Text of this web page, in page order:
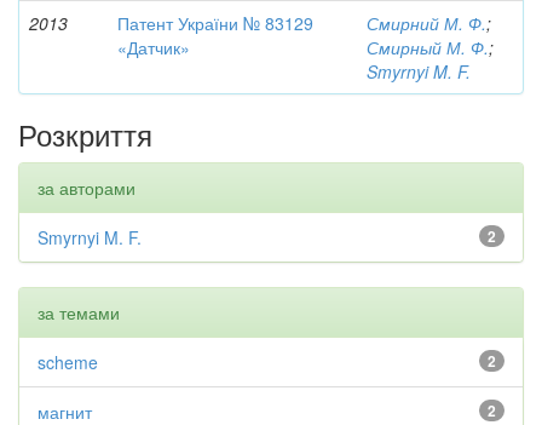
2013
Патент України № 83129
«Датчик»
Смирний М. Ф.;
Смирный М. Ф.;
Smyrnyi M. F.
Розкриття
за авторами
2
Smyrnyi M. F.
за темами
2
scheme
2
магнит